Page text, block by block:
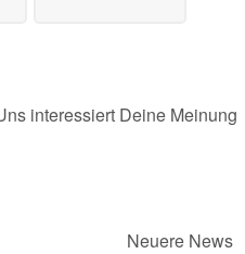
interessiert Deine Meinung
Neuere News